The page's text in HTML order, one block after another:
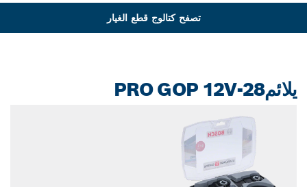
تصفح كتالوج قطع الغيار
يلائمPRO GOP 12V-28